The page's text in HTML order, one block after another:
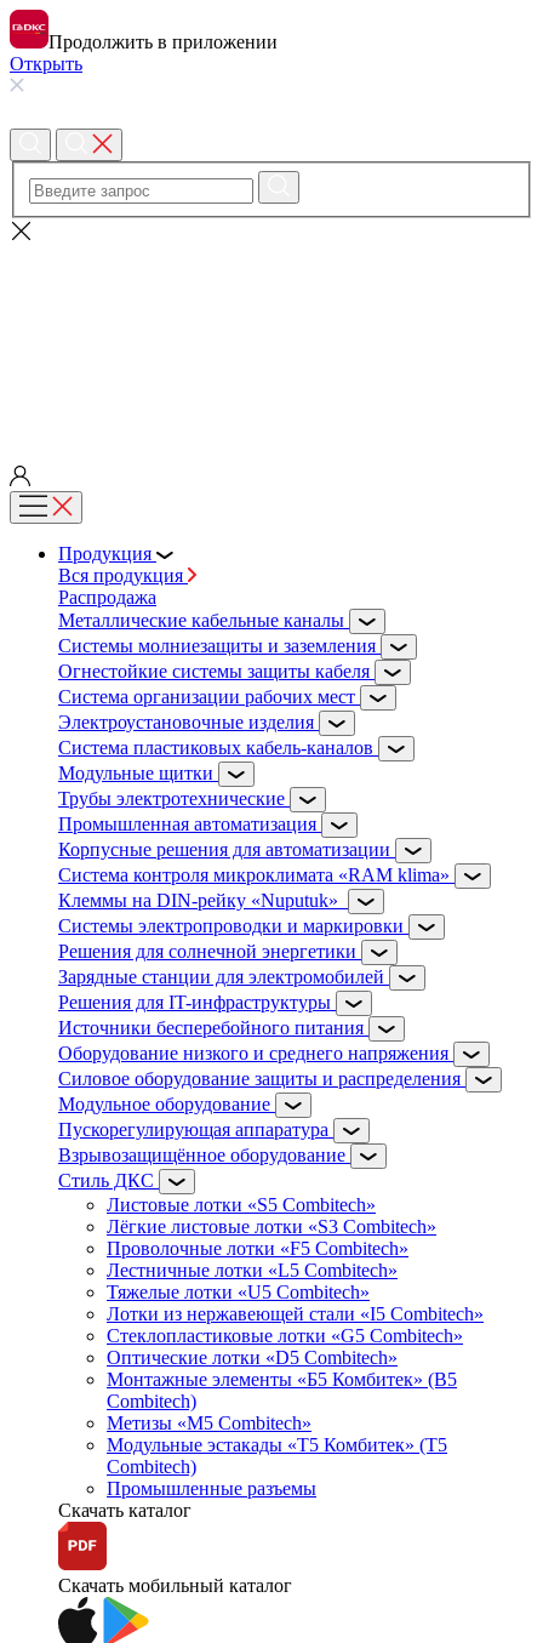
Продолжить в приложении
Открыть
Продукция
Вся продукция
Распродажа
Металлические кабельные каналы
Системы молниезащиты и заземления
Огнестойкие системы защиты кабеля
Система организации рабочих мест
Электроустановочные изделия
Система пластиковых кабель-каналов
Модульные щитки
Трубы электротехнические
Промышленная автоматизация
Корпусные решения для автоматизации
Система контроля микроклимата «RAM klima»
Клеммы на DIN-рейку «Nuputuk»
Системы электропроводки и маркировки
Решения для солнечной энергетики
Зарядные станции для электромобилей
Решения для IT-инфраструктуры
Источники бесперебойного питания
Оборудование низкого и среднего напряжения
Силовое оборудование защиты и распределения
Модульное оборудование
Пускорегулирующая аппаратура
Взрывозащищённое оборудование
Стиль ДКС
Листовые лотки «S5 Combitech»
Лёгкие листовые лотки «S3 Combitech»
Проволочные лотки «F5 Combitech»
Лестничные лотки «L5 Combitech»
Тяжелые лотки «U5 Combitech»
Лотки из нержавеющей стали «I5 Combitech»
Стеклопластиковые лотки «G5 Combitech»
Оптические лотки «D5 Combitech»
Монтажные элементы «Б5 Комбитек» (B5
Combitech)
Метизы «M5 Combitech»
Модульные эстакады «Т5 Комбитек» (T5
Combitech)
Промышленные разъемы
Скачать каталог
Скачать мобильный каталог